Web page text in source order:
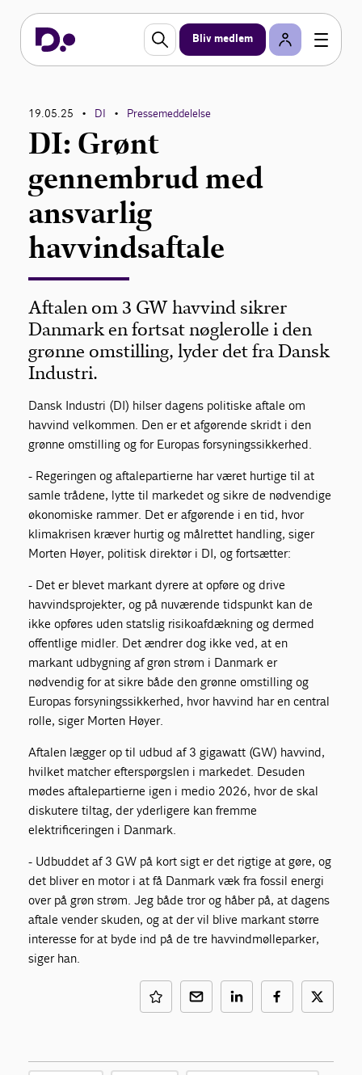
Bliv medlem
19.05.25 • DI • Pressemeddelelse
DI: Grønt
gennembrud med
ansvarlig
havvindsaftale
Aftalen om 3 GW havvind sikrer
Danmark en fortsat nøglerolle i den
grønne omstilling, lyder det fra Dansk
Industri.
Dansk Industri (DI) hilser dagens politiske aftale om
havvind velkommen. Den er et afgørende skridt i den
grønne omstilling og for Europas forsyningssikkerhed.
- Regeringen og aftalepartierne har været hurtige til at
samle trådene, lytte til markedet og sikre de nødvendige
økonomiske rammer. Det er afgørende i en tid, hvor
klimakrisen kræver hurtig og målrettet handling, siger
Morten Høyer, politisk direktør i DI, og fortsætter:
- Det er blevet markant dyrere at opføre og drive
havvindsprojekter, og på nuværende tidspunkt kan de
ikke opføres uden statslig risikoafdækning og dermed
offentlige midler. Det ændrer dog ikke ved, at en
markant udbygning af grøn strøm i Danmark er
nødvendig for at sikre både den grønne omstilling og
Europas forsyningssikkerhed, hvor havvind har en central
rolle, siger Morten Høyer.
Aftalen lægger op til udbud af 3 gigawatt (GW) havvind,
hvilket matcher efterspørgslen i markedet. Desuden
mødes aftalepartierne igen i medio 2026, hvor de skal
diskutere tiltag, der yderligere kan fremme
elektrificeringen i Danmark.
- Udbuddet af 3 GW på kort sigt er det rigtige at gøre, og
det bliver en motor i at få Danmark væk fra fossil energi
over på grøn strøm. Jeg både tror og håber på, at dagens
aftale vender skuden, og at der vil blive markant større
interesse for at byde ind på de tre havvindmølleparker,
siger han.